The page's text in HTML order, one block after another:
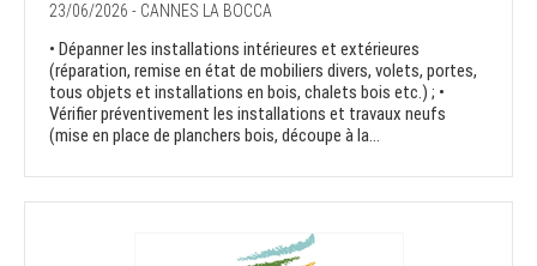
23/06/2026 - CANNES LA BOCCA
• Dépanner les installations intérieures et extérieures
(réparation, remise en état de mobiliers divers, volets, portes,
tous objets et installations en bois, chalets bois etc.) ; •
Vérifier préventivement les installations et travaux neufs
(mise en place de planchers bois, découpe à la...